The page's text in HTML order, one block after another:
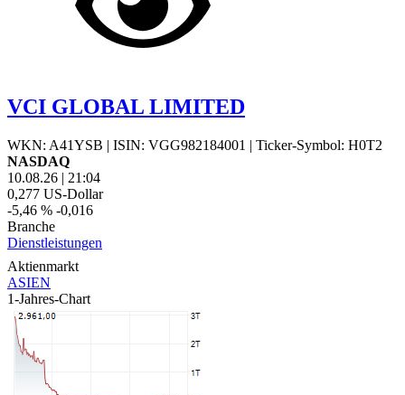
VCI GLOBAL LIMITED
WKN: A41YSB | ISIN: VGG982184001 | Ticker-Symbol: H0T2
NASDAQ
10.08.26 | 21:04
0,277 US-Dollar
-5,46 % -0,016
Branche
Dienstleistungen
Aktienmarkt
ASIEN
1-Jahres-Chart